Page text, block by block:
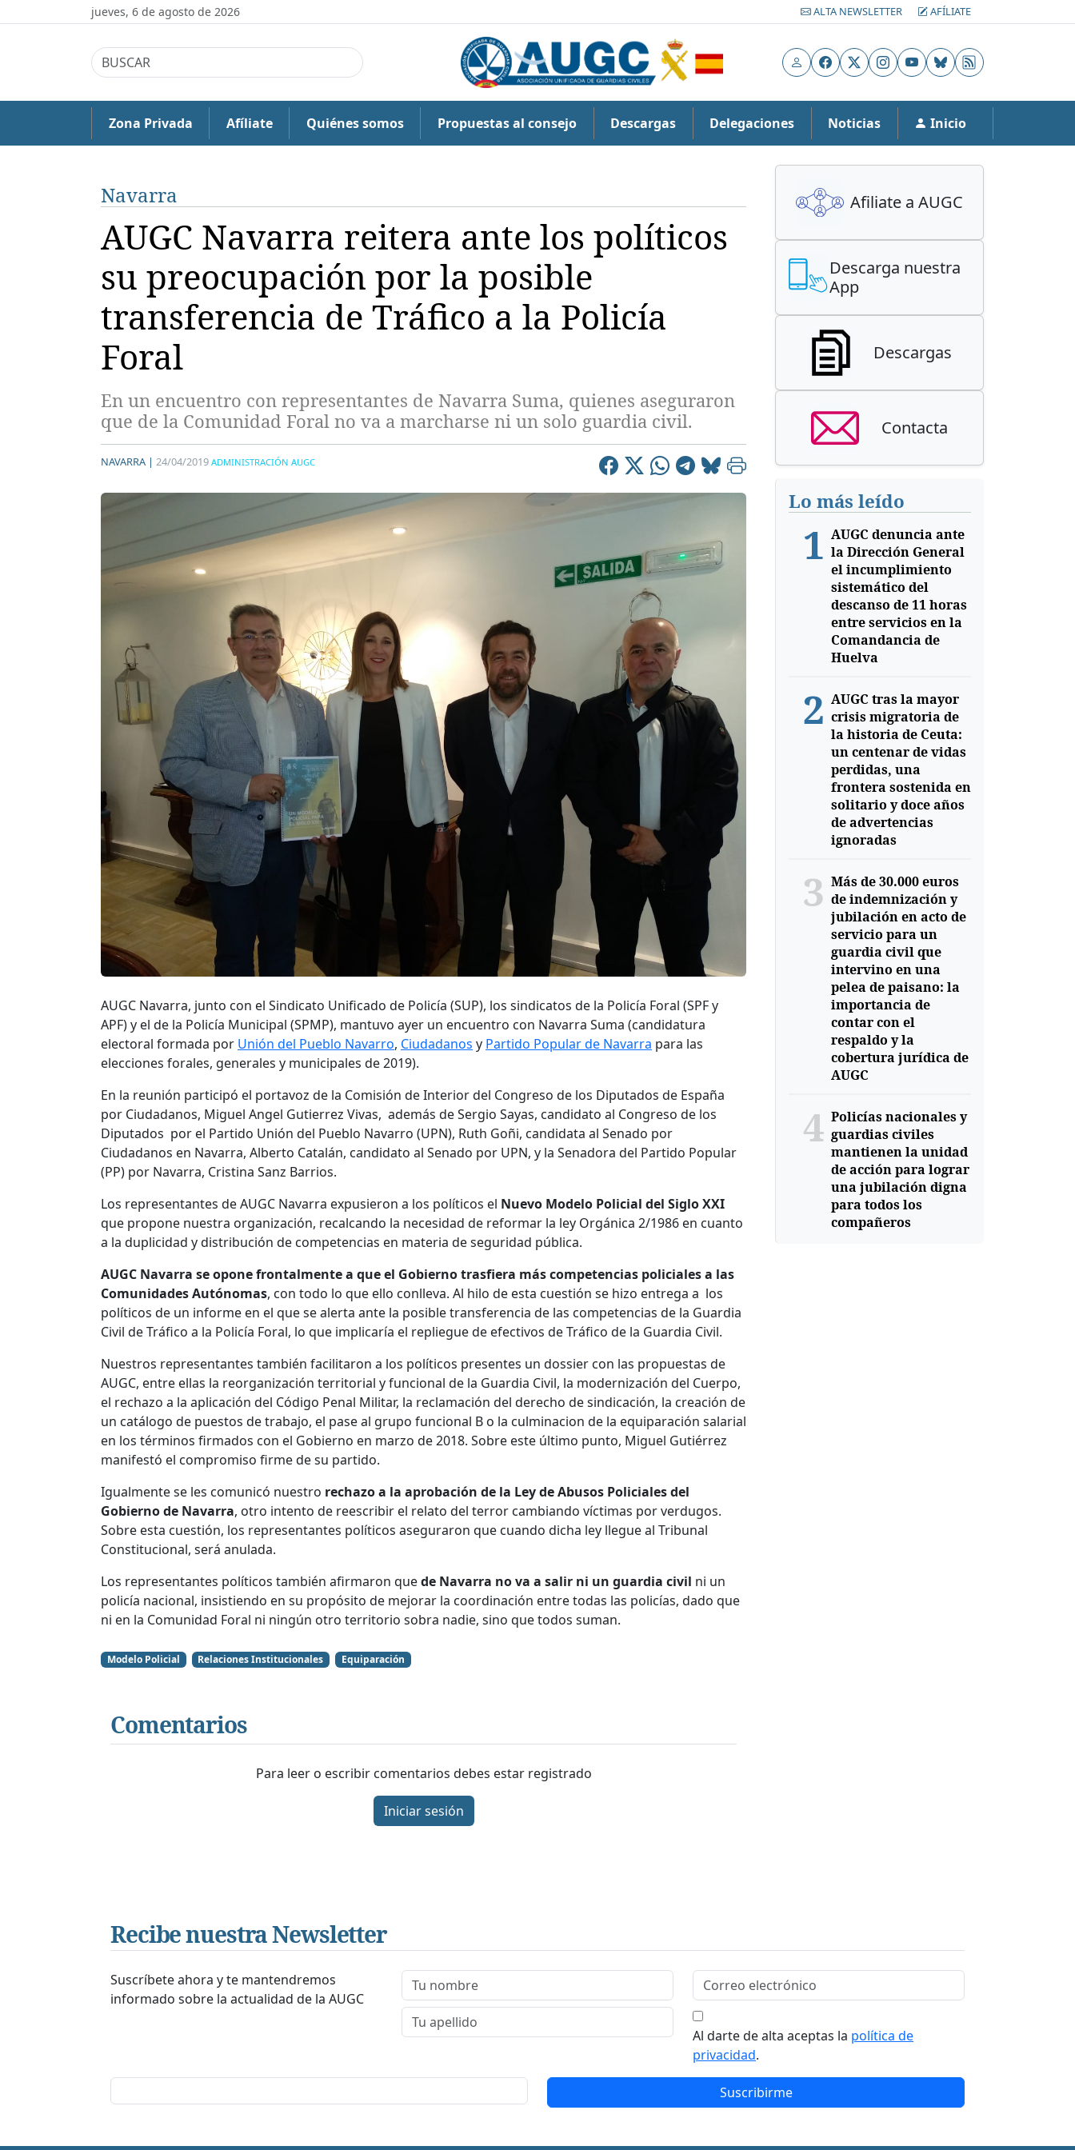
jueves, 6 de agosto de 2026 ALTA NEWSLETTER AFÍLIATE
UsuarioFacebook
X Instagram
YouTubeBluesky
RSS
Zona Privada Afíliate Quiénes somos Propuestas al consejo Descargas Delegaciones Noticias Inicio
Navarra
AUGC Navarra reitera ante los políticos
su preocupación por la posible
transferencia de Tráfico a la Policía
Foral
En un encuentro con representantes de Navarra Suma, quienes aseguraron
que de la Comunidad Foral no va a marcharse ni un solo guardia civil.
NAVARRA | 24/04/2019 ADMINISTRACIÓN AUGC
AUGC Navarra, junto con el Sindicato Unificado de Policía (SUP), los sindicatos de la Policía Foral (SPF y
APF) y el de la Policía Municipal (SPMP), mantuvo ayer un encuentro con Navarra Suma (candidatura
electoral formada por Unión del Pueblo Navarro, Ciudadanos y Partido Popular de Navarra para las
elecciones forales, generales y municipales de 2019).
En la reunión participó el portavoz de la Comisión de Interior del Congreso de los Diputados de España
por Ciudadanos, Miguel Angel Gutierrez Vivas, además de Sergio Sayas, candidato al Congreso de los
Diputados por el Partido Unión del Pueblo Navarro (UPN), Ruth Goñi, candidata al Senado por
Ciudadanos en Navarra, Alberto Catalán, candidato al Senado por UPN, y la Senadora del Partido Popular
(PP) por Navarra, Cristina Sanz Barrios.
Los representantes de AUGC Navarra expusieron a los políticos el Nuevo Modelo Policial del Siglo XXI
que propone nuestra organización, recalcando la necesidad de reformar la ley Orgánica 2/1986 en cuanto
a la duplicidad y distribución de competencias en materia de seguridad pública.
AUGC Navarra se opone frontalmente a que el Gobierno trasfiera más competencias policiales a las
Comunidades Autónomas, con todo lo que ello conlleva. Al hilo de esta cuestión se hizo entrega a los
políticos de un informe en el que se alerta ante la posible transferencia de las competencias de la Guardia
Civil de Tráfico a la Policía Foral, lo que implicaría el repliegue de efectivos de Tráfico de la Guardia Civil.
Nuestros representantes también facilitaron a los políticos presentes un dossier con las propuestas de
AUGC, entre ellas la reorganización territorial y funcional de la Guardia Civil, la modernización del Cuerpo,
el rechazo a la aplicación del Código Penal Militar, la reclamación del derecho de sindicación, la creación de
un catálogo de puestos de trabajo, el pase al grupo funcional B o la culminacion de la equiparación salarial
en los términos firmados con el Gobierno en marzo de 2018. Sobre este último punto, Miguel Gutiérrez
manifestó el compromiso firme de su partido.
Igualmente se les comunicó nuestro rechazo a la aprobación de la Ley de Abusos Policiales del
Gobierno de Navarra, otro intento de reescribir el relato del terror cambiando víctimas por verdugos.
Sobre esta cuestión, los representantes políticos aseguraron que cuando dicha ley llegue al Tribunal
Constitucional, será anulada.
Los representantes políticos también afirmaron quede Navarra no va a salir ni un guardia civil ni un
policía nacional, insistiendo en su propósito de mejorar la coordinación entre todas las policías, dado que
ni en la Comunidad Foral ni ningún otro territorio sobra nadie, sino que todos suman.
Modelo Policial Relaciones Institucionales Equiparación
Comentarios
Para leer o escribir comentarios debes estar registrado
Iniciar sesión
Afiliate a AUGC
Descarga nuestra
App
Descargas
Contacta
Lo más leído
1 AUGC denuncia ante
la Dirección General
el incumplimiento
sistemático del
descanso de 11 horas
entre servicios en la
Comandancia de
Huelva
2 AUGC tras la mayor
crisis migratoria de
la historia de Ceuta:
un centenar de vidas
perdidas, una
frontera sostenida en
solitario y doce años
de advertencias
ignoradas
3 Más de 30.000 euros
de indemnización y
jubilación en acto de
servicio para un
guardia civil que
intervino en una
pelea de paisano: la
importancia de
contar con el
respaldo y la
cobertura jurídica de
AUGC
4 Policías nacionales y
guardias civiles
mantienen la unidad
de acción para lograr
una jubilación digna
para todos los
compañeros
Recibe nuestra Newsletter
Suscríbete ahora y te mantendremos
informado sobre la actualidad de la AUGC
Al darte de alta aceptas la política de
privacidad.
Suscribirme